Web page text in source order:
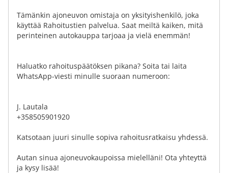
Tämänkin ajoneuvon omistaja on yksityishenkilö, joka
käyttää Rahoitustien palvelua. Saat meiltä kaiken, mitä
perinteinen autokauppa tarjoaa ja vielä enemmän!
Haluatko rahoituspäätöksen pikana? Soita tai laita
WhatsApp-viesti minulle suoraan numeroon:
J. Lautala
+358505901920
Katsotaan juuri sinulle sopiva rahoitusratkaisu yhdessä.
Autan sinua ajoneuvokaupoissa mielelläni! Ota yhteyttä
ja kysy lisää!